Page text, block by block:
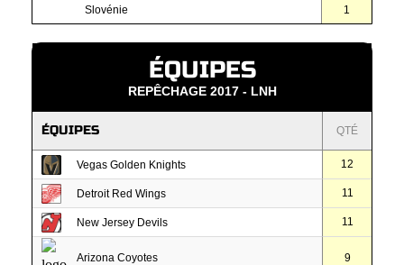
Slovénie 1
ÉQUIPES
REPÊCHAGE 2017 - LNH
ÉQUIPES QTÉ
Vegas Golden Knights 12
Detroit Red Wings 11
New Jersey Devils 11
Arizona Coyotes 9